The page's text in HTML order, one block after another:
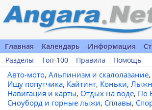
Главная Календарь Информация
Разделы
Топ-100 Правила Помощь
Авто-мото, Альпинизм и скалолазание,
Ищу попутчика, Кайтинг, Коньки,
Навигация и карты, Отдых на воде, По
Сноуборд и горные лыжи, Сплавы,